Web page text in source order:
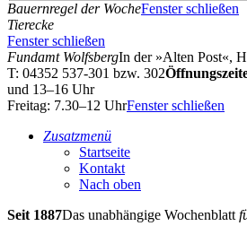
Bauernregel der WocheFenster schließen
Tierecke
Fenster schließen
Fundamt WolfsbergIn der »Alten Post«,
T: 04352 537-301 bzw. 302
und 13–16 Uhr
Freitag: 7.30–12 UhrFenster schließen
Zusatzmenü
Startseite
Kontakt
Nach oben
Seit 1887Das unabhängige Wochenblatt